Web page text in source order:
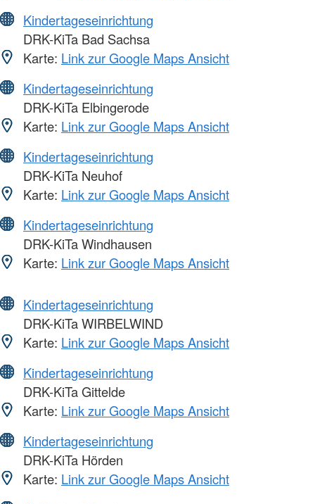
Kindertageseinrichtung
DRK-KiTa Bad Sachsa
Karte: Link zur Google Maps Ansicht
Kindertageseinrichtung
DRK-KiTa Elbingerode
Karte: Link zur Google Maps Ansicht
Kindertageseinrichtung
DRK-KiTa Neuhof
Karte: Link zur Google Maps Ansicht
Kindertageseinrichtung
DRK-KiTa Windhausen
Karte: Link zur Google Maps Ansicht
Kindertageseinrichtung
DRK-KiTa WIRBELWIND
Karte: Link zur Google Maps Ansicht
Kindertageseinrichtung
DRK-KiTa Gittelde
Karte: Link zur Google Maps Ansicht
Kindertageseinrichtung
DRK-KiTa Hörden
Karte: Link zur Google Maps Ansicht